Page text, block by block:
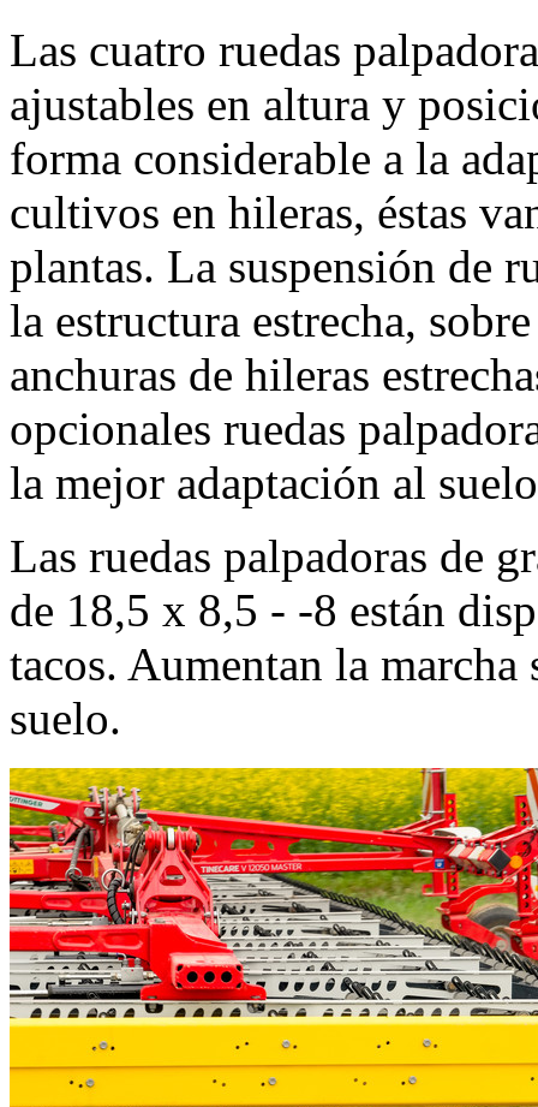
Las cuatro ruedas
ajustables en altura y
forma considerable a la
cultivos en hileras, éstas
plantas. La suspensión de
la estructura estrecha,
anchuras de hileras
opcionales ruedas
la mejor adaptación al
Las ruedas palpadoras de
de 18,5 x 8,5 - -8 están
tacos. Aumentan la marcha
suelo.